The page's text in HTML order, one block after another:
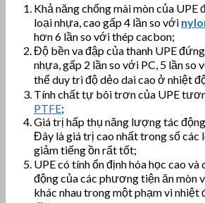
Khả năng chống mài mòn của UPE
loại nhựa, cao gấp 4 lần so với
hơn 6 lần so với thép cacbon;
Độ bền va đập của thanh UPE
nhựa, gấp 2 lần so với PC, 5 lần so
thể duy trì độ dẻo dai cao ở nhiệt
Tính chất tự bôi trơn của UPE
PTFE;
Giá trị hấp thụ năng lượng tác
Đây là giá trị cao nhất trong số các
giảm tiếng ồn rất tốt;
UPE có tính ổn định hóa học cao
động của các phương tiện ăn mòn
khác nhau trong một phạm vi nhiệt